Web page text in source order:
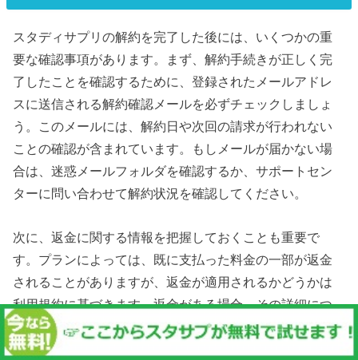
スタディサプリの解約を完了した後には、いくつかの重
要な確認事項があります。まず、解約手続きが正しく完
了したことを確認するために、登録されたメールアドレ
スに送信される解約確認メールを必ずチェックしましょ
う。このメールには、解約日や次回の請求が行われない
ことの確認が含まれています。もしメールが届かない場
合は、迷惑メールフォルダを確認するか、サポートセン
ターに問い合わせて解約状況を確認してください。
次に、返金に関する情報を把握しておくことも重要で
す。プランによっては、既に支払った料金の一部が返金
されることがありますが、返金が適用されるかどうかは
利用規約に基づきます。返金がある場合、その詳細につ
いても解約確認メールに記載されていることが多いの
で、しっかりと内容を確認しましょう。返金に関する疑